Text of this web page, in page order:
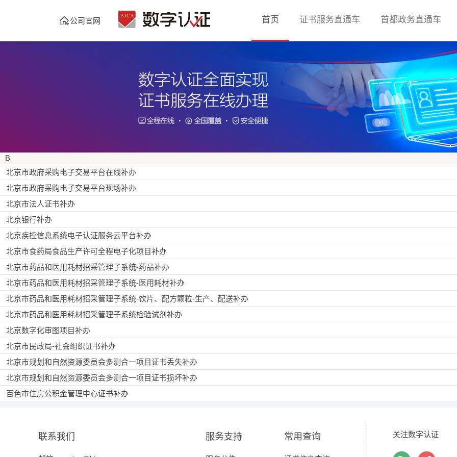
公司官网 首页 证书服务直通车 首都政务直通车
B
北京市政府采购电子交易平台在线补办
北京市政府采购电子交易平台现场补办
北京市法人证书补办
北京银行补办
北京疾控信息系统电子认证服务云平台补办
北京市食药局食品生产许可全程电子化项目补办
北京市药品和医用耗材招采管理子系统-药品补办
北京市药品和医用耗材招采管理子系统-医用耗材补办
北京市药品和医用耗材招采管理子系统-饮片、配方颗粒-生产、配送补办
北京市药品和医用耗材招采管理子系统检验试剂补办
北京数字化审图项目补办
北京市民政局-社会组织证书补办
北京市规划和自然资源委员会多测合一项目证书丢失补办
北京市规划和自然资源委员会多测合一项目证书损坏补办
百色市住房公积金管理中心证书补办
国家药品监督管理局药品审评中心补办
联系我们 服务支持 常用查询 关注数字认证